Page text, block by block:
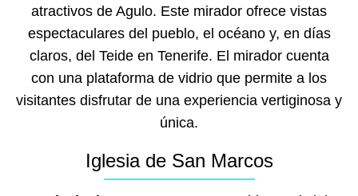
atractivos de Agulo. Este mirador ofrece vistas
espectaculares del pueblo, el océano y, en días
claros, del Teide en Tenerife. El mirador cuenta
con una plataforma de vidrio que permite a los
visitantes disfrutar de una experiencia vertiginosa y
única.
Iglesia de San Marcos